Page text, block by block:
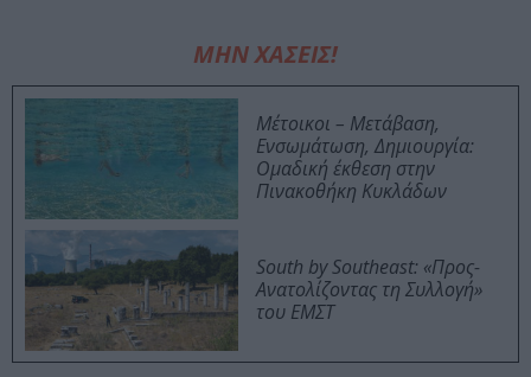
ΜΗΝ ΧΑΣΕΙΣ!
Μέτοικοι – Μετάβαση,
Ενσωμάτωση, Δημιουργία:
Ομαδική έκθεση στην
Πινακοθήκη Κυκλάδων
South by Southeast: «Προς-
Ανατολίζοντας τη Συλλογή»
του ΕΜΣΤ